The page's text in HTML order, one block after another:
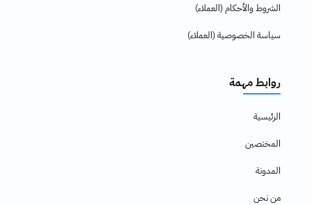
الشروط والأحكام (العملاء)
سياسة الخصوصية (العملاء)
روابط مهمة
الرئيسية
المختصين
المدونة
من نحن